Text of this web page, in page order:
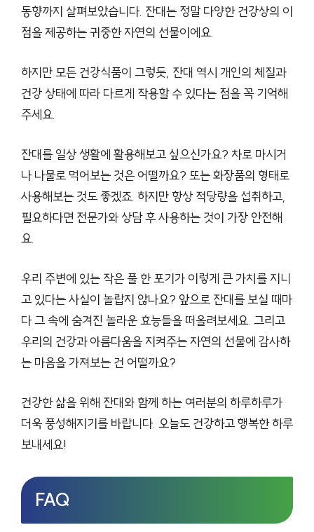
동향까지 살펴보았습니다. 잔대는 정말 다양한 건강상의 이
점을 제공하는 귀중한 자연의 선물이에요.
하지만 모든 건강식품이 그렇듯, 잔대 역시 개인의 체질과
건강 상태에 따라 다르게 작용할 수 있다는 점을 꼭 기억해
주세요.
잔대를 일상 생활에 활용해보고 싶으신가요? 차로 마시거
나 나물로 먹어보는 것은 어떨까요? 또는 화장품의 형태로
사용해보는 것도 좋겠죠. 하지만 항상 적당량을 섭취하고,
필요하다면 전문가와 상담 후 사용하는 것이 가장 안전해
요.
우리 주변에 있는 작은 풀 한 포기가 이렇게 큰 가치를 지니
고 있다는 사실이 놀랍지 않나요? 앞으로 잔대를 보실 때마
다 그 속에 숨겨진 놀라운 효능들을 떠올려보세요. 그리고
우리의 건강과 아름다움을 지켜주는 자연의 선물에 감사하
는 마음을 가져보는 건 어떨까요?
건강한 삶을 위해 잔대와 함께 하는 여러분의 하루하루가
더욱 풍성해지기를 바랍니다. 오늘도 건강하고 행복한 하루
보내세요!
FAQ